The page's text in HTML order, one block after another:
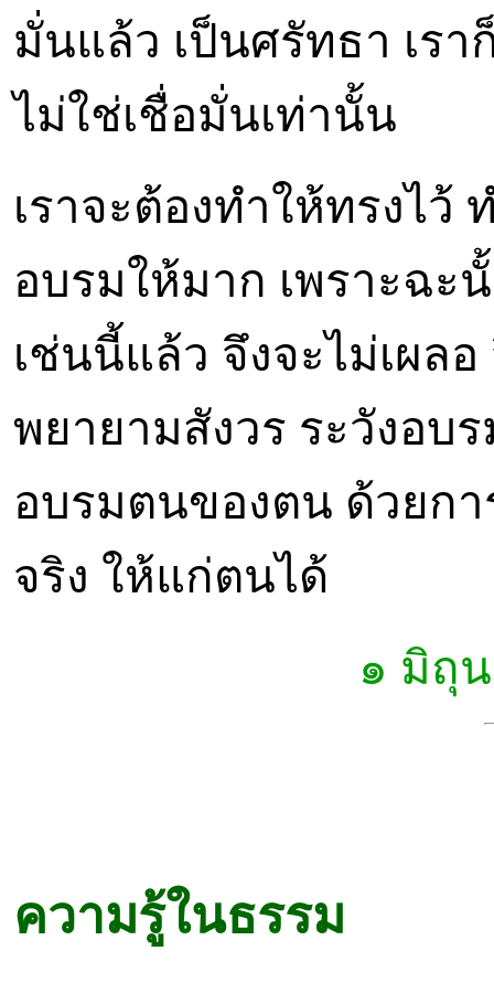
มั่นแล้ว เป็นศรัทธา เรา
ไม่ใช่เชื่อมั่นเท่านั้น
เราจะต้องทำให้ทรงไว้
อบรมให้มาก เพราะฉะ
เช่นนี้แล้ว จึงจะไม่เผล
พยายามสังวร ระวังอบ
อบรมตนของตน ด้วยกา
จริง ให้แก่ตนได้
๑ มิถุ
ความรู้ในธรรม